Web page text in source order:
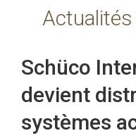
Schüco